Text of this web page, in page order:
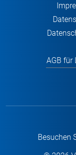
AGB für
Besuchen